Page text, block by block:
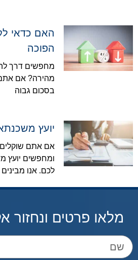
האם כדאי
הפוכה
מחפשים דרך
מהירה? אם אתם
בסכום גבוה
יועץ
אם אתם
ומחפשים יועץ
לכם. אנו מבינים
מלאו פרטים ונחזור